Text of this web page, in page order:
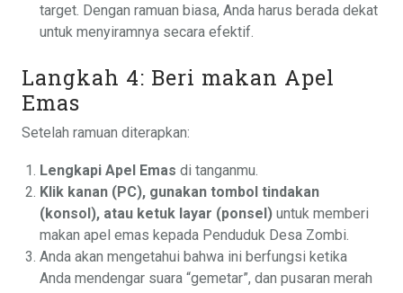
target. Dengan ramuan biasa, Anda harus berada dekat
untuk menyiramnya secara efektif.
Langkah 4: Beri makan Apel
Emas
Setelah ramuan diterapkan:
Lengkapi Apel Emas di tanganmu.
Klik kanan (PC), gunakan tombol tindakan
(konsol), atau ketuk layar (ponsel) untuk memberi
makan apel emas kepada Penduduk Desa Zombi.
Anda akan mengetahui bahwa ini berfungsi ketika
Anda mendengar suara “gemetar”, dan pusaran merah